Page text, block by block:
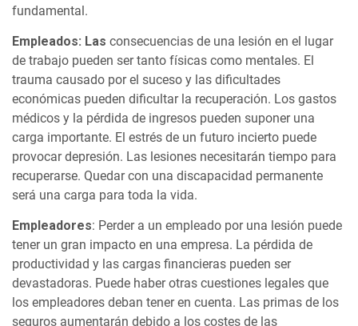
fundamental.
Empleados: Las consecuencias de una lesión en el lugar
de trabajo pueden ser tanto físicas como mentales. El
trauma causado por el suceso y las dificultades
económicas pueden dificultar la recuperación. Los gastos
médicos y la pérdida de ingresos pueden suponer una
carga importante. El estrés de un futuro incierto puede
provocar depresión. Las lesiones necesitarán tiempo para
recuperarse. Quedar con una discapacidad permanente
será una carga para toda la vida.
Empleadores: Perder a un empleado por una lesión puede
tener un gran impacto en una empresa. La pérdida de
productividad y las cargas financieras pueden ser
devastadoras. Puede haber otras cuestiones legales que
los empleadores deban tener en cuenta. Las primas de los
seguros aumentarán debido a los costes de las